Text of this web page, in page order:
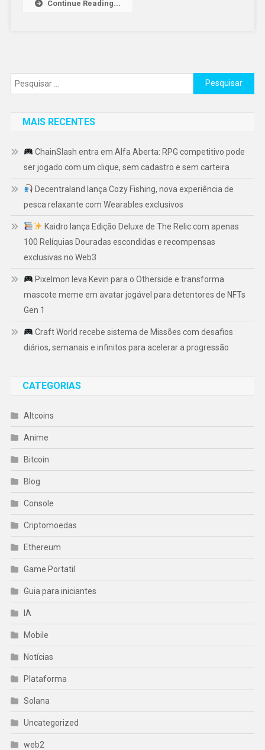
Continue Reading...
Pesquisar
por:
MAIS RECENTES
ChainSlash entra em Alfa Aberta: RPG competitivo pode
ser jogado com um clique, sem cadastro e sem carteira
Decentraland lança Cozy Fishing, nova experiência de
pesca relaxante com Wearables exclusivos
Kaidro lança Edição Deluxe de The Relic com apenas
100 Relíquias Douradas escondidas e recompensas
exclusivas no Web3
Pixelmon leva Kevin para o Otherside e transforma
mascote meme em avatar jogável para detentores de NFTs
Gen 1
Craft World recebe sistema de Missões com desafios
diários, semanais e infinitos para acelerar a progressão
CATEGORIAS
Altcoins
Anime
Bitcoin
Blog
Console
Criptomoedas
Ethereum
Game Portatil
Guia para iniciantes
IA
Mobile
Notícias
Plataforma
Solana
Uncategorized
web2